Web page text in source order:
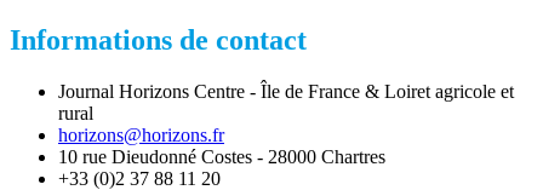
Informations de contact
Journal Horizons Centre - Île de France & Loiret agricole et
rural
horizons@horizons.fr
10 rue Dieudonné Costes - 28000 Chartres
+33 (0)2 37 88 11 20